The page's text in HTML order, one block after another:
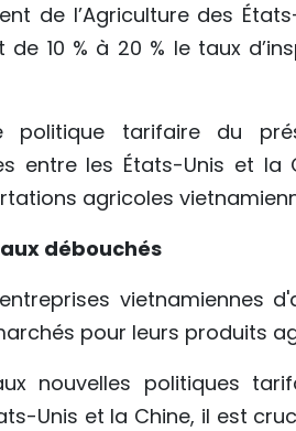
de l’Agriculture des
10 % à 20 % le taux
politique tarifaire du
entre les États-Unis et
agricoles
débouchés
vietnamiennes
pour leurs produits
nouvelles politiques
Unis et la Chine, il est